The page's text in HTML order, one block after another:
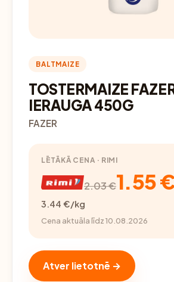
BALTMAIZE
TOSTERMAIZE
IERAUGA 450G
FAZER
LĒTĀKĀ CENA · RIMI
2.03 €1.55
3.44 €/kg
Cena aktuāla līdz 10.08.2026
Atver lietotnē →